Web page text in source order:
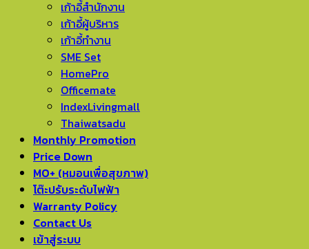
เก้าอี้สำนักงาน
เก้าอี้ผู้บริหาร
เก้าอี้ทำงาน
SME Set
HomePro
Officemate
IndexLivingmall
Thaiwatsadu
Monthly Promotion
Price Down
MO+ (หมอนเพื่อสุขภาพ)
โต๊ะปรับระดับไฟฟ้า
Warranty Policy
Contact Us
เข้าสู่ระบบ